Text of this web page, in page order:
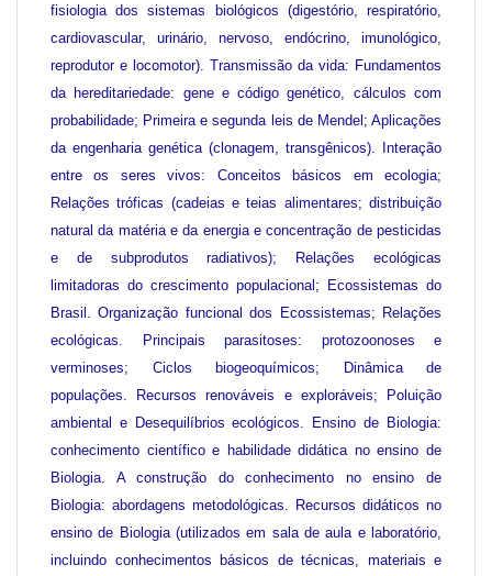
fisiologia dos sistemas biológicos (digestório, respiratório,
cardiovascular, urinário, nervoso, endócrino, imunológico,
reprodutor e locomotor). Transmissão da vida: Fundamentos
da hereditariedade: gene e código genético, cálculos com
probabilidade; Primeira e segunda leis de Mendel; Aplicações
da engenharia genética (clonagem, transgênicos). Interação
entre os seres vivos: Conceitos básicos em ecologia;
Relações tróficas (cadeias e teias alimentares; distribuição
natural da matéria e da energia e concentração de pesticidas
e de subprodutos radiativos); Relações ecológicas
limitadoras do crescimento populacional; Ecossistemas do
Brasil. Organização funcional dos Ecossistemas; Relações
ecológicas. Principais parasitoses: protozoonoses e
verminoses; Ciclos biogeoquímicos; Dinâmica de
populações. Recursos renováveis e exploráveis; Poluição
ambiental e Desequilíbrios ecológicos. Ensino de Biologia:
conhecimento científico e habilidade didática no ensino de
Biologia. A construção do conhecimento no ensino de
Biologia: abordagens metodológicas. Recursos didáticos no
ensino de Biologia (utilizados em sala de aula e laboratório,
incluindo conhecimentos básicos de técnicas, materiais e